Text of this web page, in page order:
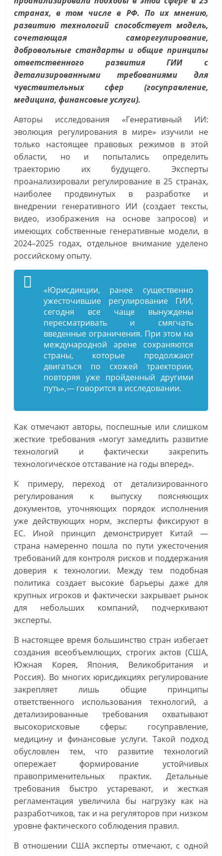
странах, в том числе в РФ. По их мнению,
развитию технологий способствует модель,
сочетающая саморегулирование,
добровольные стандарты и общие принципы
ответственного развития ГИИ с
детализированными требованиями для
чувствительных сфер (госуправление,
медицина, финансовые услуги).
Авторы исследования «Генеративный ИИ:
эволюция регулирования в мире» изучили не
только настоящее правовых режимов в этой
области, но и попытались определить
траекторию их будущего. Эксперты
проанализировали регулирование в 25 странах,
наиболее продвинутых в разработке и
внедрении генеративного ИИ (создает тексты,
видео, изображения на основе запросов) и
имеющих собственные генеративные модели, в
2024–2025 годах, отдельное внимание уделено
российскому опыту.
«Юрисдикции, ранее существенно
ужесточившие регулирование ГИИ,
сегодня все чаще вынуждены
пересматривать и смягчать
введенные ограничения. При этом на
международной арене сохраняются
страны, которые продолжают
двигаться по схожей траектории,
повторяя уже пройденный другими
путь»,— говорится в исследовании.
Как отмечают авторы, поспешные или слишком
жесткие требования «могут замедлить развитие
технологий и фактически закрепить
технологическое отставание на годы вперед».
К примеру, переход от детализированного
регулирования к выпуску поясняющих
документов, уточняющих порядок исполнения
уже действующих норм, эксперты фиксируют в
ЕС. Иной принцип демонстрирует Китай —
страна намеренно пошла по пути ужесточения
требований для контроля рисков и поддержания
доверия к технологии. Между тем подобная
политика создает высокие барьеры даже для
крупных игроков и фактически закрывает рынок
для небольших компаний, подчеркивают
эксперты.
В настоящее время большинство стран избегает
создания всеобъемлющих, строгих актов (США,
Южная Корея, Япония, Великобритания и
Россия). Во многих юрисдикциях регулирование
закрепляет лишь общие принципы
ответственного использования технологий, а
детализированные требования охватывают
высокорисковые сферы: госуправление,
медицину и финансовые услуги. Такой подход
обусловлен тем, что развитие технологий
опережает формирование устойчивых
правоприменительных практик. Детальные
требования быстро устаревают, и жесткая
регламентация увеличила бы нагрузку как на
разработчиков, так и на регуляторов при низком
уровне фактического соблюдения правил.
В отношении США эксперты отмечают, с одной